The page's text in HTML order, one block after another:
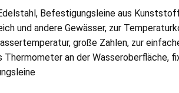
Befestigungsleine aus
und andere Gewässer, zur
große Zahlen, zur
an der Wasseroberfläche,